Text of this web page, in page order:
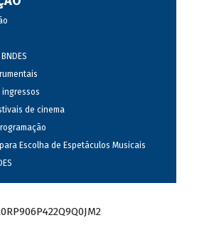
ingressos
de cinema
Escolha de Espetáculos Musicais